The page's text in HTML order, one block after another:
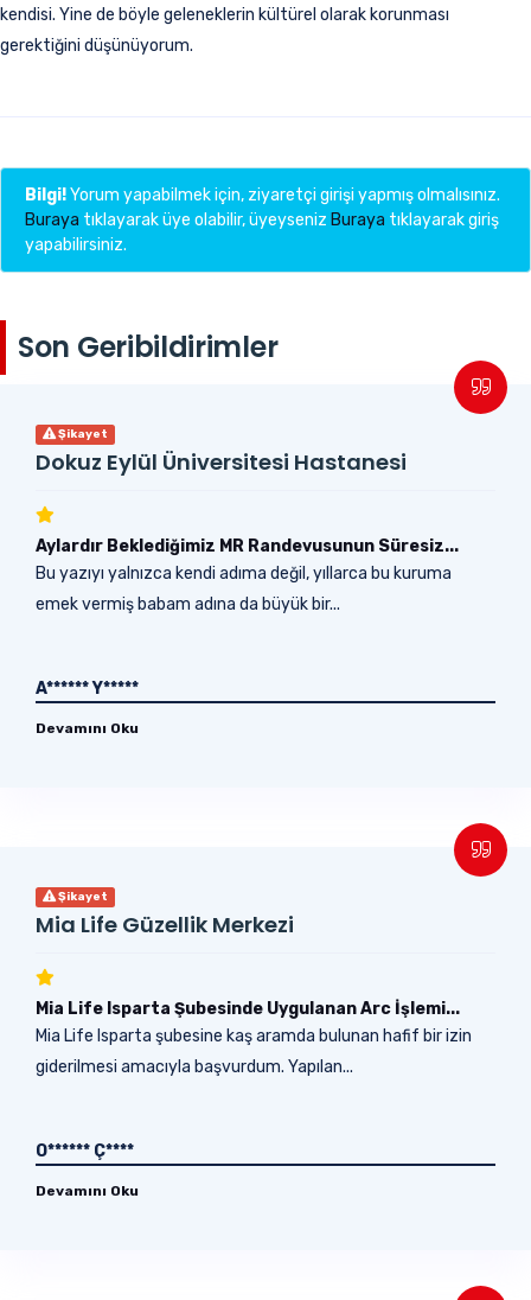
kendisi. Yine de böyle geleneklerin kültürel olarak korunması
gerektiğini düşünüyorum.
Bilgi!Yorum yapabilmek için, ziyaretçi girişi yapmış olmalısınız.
Buraya tıklayarak üye olabilir, üyeyseniz Buraya tıklayarak giriş
yapabilirsiniz.
Son Geribildirimler
Şikayet
Dokuz Eylül Üniversitesi Hastanesi
Aylardır Beklediğimiz MR Randevusunun Süresiz...
Bu yazıyı yalnızca kendi adıma değil, yıllarca bu kuruma
emek vermiş babam adına da büyük bir...
A****** Y*****
Devamını Oku
Şikayet
Mia Life Güzellik Merkezi
Mia Life Isparta Şubesinde Uygulanan Arc İşlemi...
Mia Life Isparta şubesine kaş aramda bulunan hafif bir izin
giderilmesi amacıyla başvurdum. Yapılan...
O****** Ç****
Devamını Oku